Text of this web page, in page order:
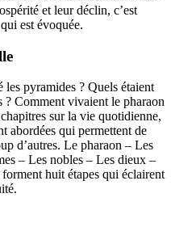
et leur déclin, c’est
est évoquée.
pyramides ? Quels étaient
? Comment vivaient le pharaon
sur la vie quotidienne,
abordées qui permettent de
d’autres. Le pharaon – Les
– Les nobles – Les dieux –
huit étapes qui éclairent